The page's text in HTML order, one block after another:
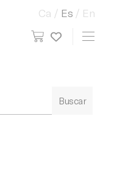
view cartMy
Ca Es En
Buscar